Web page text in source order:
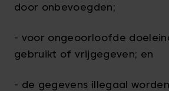
door onbevoegden;
- voor ongeoorloofde
gebruikt of vrijgegeven; en
- de gegevens illegaal